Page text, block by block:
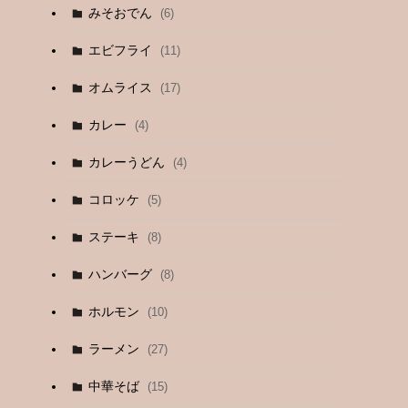
みそおでん (6)
エビフライ (11)
オムライス (17)
カレー (4)
カレーうどん (4)
コロッケ (5)
ステーキ (8)
ハンバーグ (8)
ホルモン (10)
ラーメン (27)
中華そば (15)